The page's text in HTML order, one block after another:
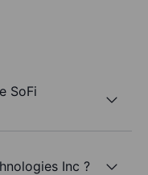
SoFi
Inc ?